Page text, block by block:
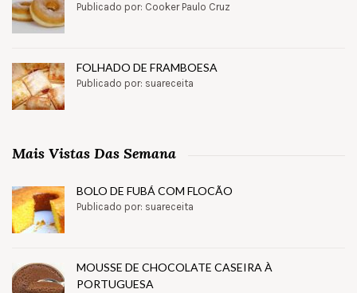
Publicado por: Cooker Paulo Cruz
FOLHADO DE FRAMBOESA
Publicado por: suareceita
Mais Vistas Das Semana
BOLO DE FUBÁ COM FLOCÃO
Publicado por: suareceita
MOUSSE DE CHOCOLATE CASEIRA À
PORTUGUESA